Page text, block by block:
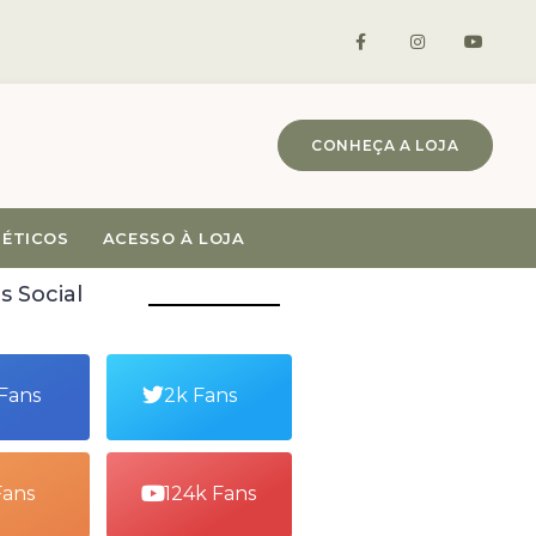
CONHEÇA A LOJA
ACESSO À LOJA
Social
2k Fans
124k Fans